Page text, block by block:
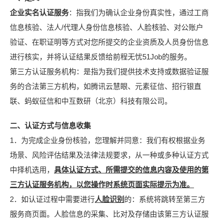
企业实名认证服务：指我们为确认企业身份真实性，通过工商
信息核验、法人/代理人身份信息核验、人脸核验、对公账户
验证、在职证明等方式对您所提交的企业资质及人员身份信息
进行核实，并将认证结果反馈给前程无忧51Job的服务。
第三方认证服务机构：是指为我们提供技术支持或数据验证服
务的合法第三方机构，如腾讯云慧眼、元素征信、招行银直
联、蚂蚁征信和中互数研（北京）科技有限公司。
二、认证方式与信息收集
1．为完成企业身份核验，您理解并同意：我们有权根据业务
场景、风险评估结果及法律法规要求，从一种或多种认证方式
中择机选用， 具体认证方式、所需提交的信息内容及使用的第
三方认证服务机构，以您操作时系统页面实际提示为准。
2．如认证过程中需要进行人脸识别 的：系统将跳转至第三方
服务商页面。人脸信息的采集、比对及存储由该第三方认证服